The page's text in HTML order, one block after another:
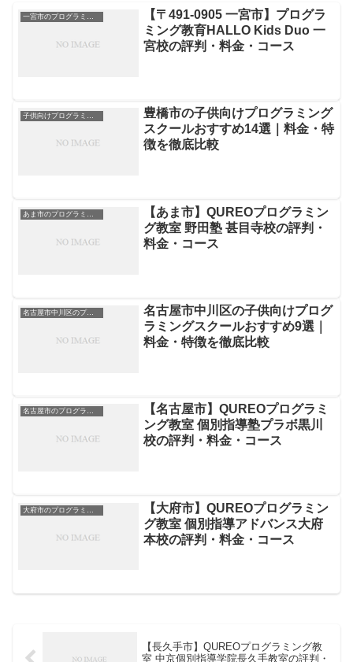
一宮市のプログラミングスクール
【〒491-0905 一宮市】プログラ
ミング教育HALLO Kids Duo 一
宮校の評判・料金・コース
豊橋市の子供向けプログラミング
スクールおすすめ14選｜料金・特
徴を徹底比較
【あま市】QUREOプログラミン
グ教室 野田塾 甚目寺校の評判・
料金・コース
名古屋市中川区のプログラミングスクール
名古屋市中川区の子供向けプログ
ラミングスクールおすすめ9選｜
料金・特徴を徹底比較
名古屋市のプログラミングスクール
【名古屋市】QUREOプログラミ
ング教室 個別指導塾プラボ黒川
校の評判・料金・コース
【大府市】QUREOプログラミン
グ教室 個別指導アドバンス大府
本校の評判・料金・コース
【長久手市】QUREOプログラミング教
室 中京個別指導学院長久手教室の評判・